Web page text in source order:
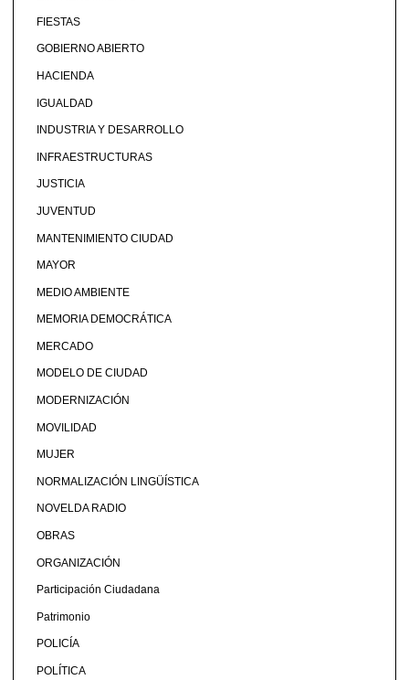
FIESTAS
GOBIERNO ABIERTO
HACIENDA
IGUALDAD
INDUSTRIA Y DESARROLLO
INFRAESTRUCTURAS
JUSTICIA
JUVENTUD
MANTENIMIENTO CIUDAD
MAYOR
MEDIO AMBIENTE
MEMORIA DEMOCRÁTICA
MERCADO
MODELO DE CIUDAD
MODERNIZACIÓN
MOVILIDAD
MUJER
NORMALIZACIÓN LINGÜÍSTICA
NOVELDA RADIO
OBRAS
ORGANIZACIÓN
Participación Ciudadana
Patrimonio
POLICÍA
POLÍTICA